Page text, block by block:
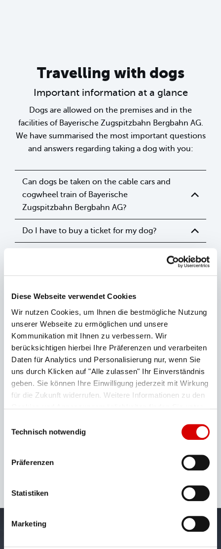
Diese Webseite verwendet Cookies
Wir nutzen Cookies, um Ihnen die bestmögliche Nutzung
unserer Webseite zu ermöglichen und unsere
Kommunikation mit Ihnen zu verbessern. Wir
berücksichtigen hierbei Ihre Präferenzen und verarbeiten
Daten für Analytics und Personalisierung nur, wenn Sie
uns durch Klicken auf "Alle zulassen" Ihr Einverständnis
geben. Sie können Ihre Einwilligung jederzeit mit Wirkung
für die Zukunft widerrufen. Weitere Informationen zu den
Technisch notwendig
Präferenzen
Statistiken
Marketing
Travelling with dogs
Important information at a glance
Dogs are allowed on the premises and in the
facilities of Bayerische Zugspitzbahn Bergbahn AG.
We have summarised the most important questions
and answers regarding taking a dog with you:
Can dogs be taken on the cable cars and
cogwheel train of Bayerische
Zugspitzbahn Bergbahn AG?
Do I have to buy a ticket for my dog?
the facilities of Bayerische Zugspitzbahn
taking dogs on the cable cars or the
cogwheel train?
Please note
There is a risk of injury to dogs’ paws on the steel
thus recommend using the lift or the inside stairs.
You may also be